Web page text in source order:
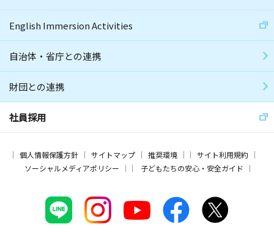
English Immersion Activities
自治体・省庁との連携
財団との連携
社員採用
個人情報保護方針 サイトマップ 推奨環境
サイト利用規約
ソーシャルメディアポリシー
子どもたちの安心・安全ガイド